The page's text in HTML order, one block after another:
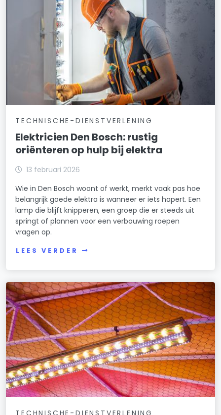
TECHNISCHE-DIENSTVERLENING
Elektricien Den Bosch: rustig
oriënteren op hulp bij elektra
13 februari 2026
Wie in Den Bosch woont of werkt, merkt vaak pas hoe
belangrijk goede elektra is wanneer er iets hapert. Een
lamp die blijft knipperen, een groep die er steeds uit
springt of plannen voor een verbouwing roepen
vragen op.
LEES VERDER